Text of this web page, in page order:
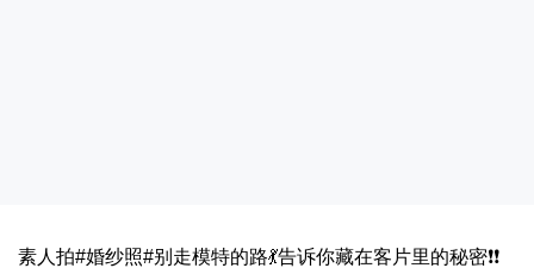
素人拍#婚纱照#别走模特的路💃告诉你藏在客片里的秘密❗❗